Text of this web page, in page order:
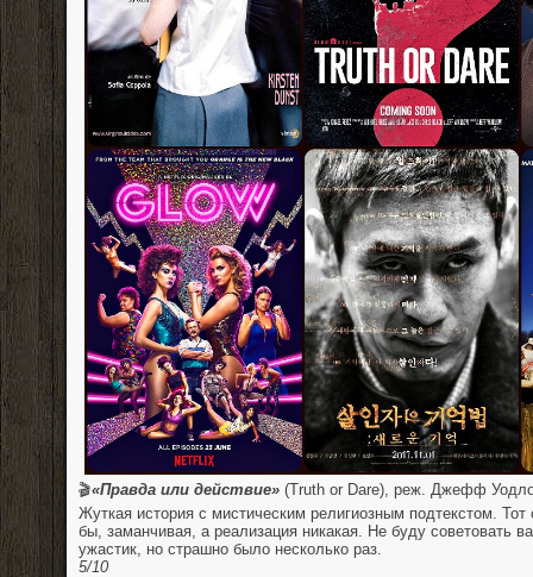
🎬«Правда или действие» (Truth or Dare), реж. Джефф
Жуткая история с мистическим религиозным подтекстом. Тот
бы, заманчивая, а реализация никакая. Не буду советовать
ужастик, но страшно было несколько раз.
5/10